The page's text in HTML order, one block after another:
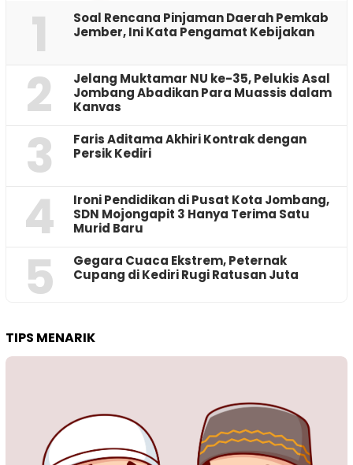
1
‎Soal Rencana Pinjaman Daerah Pemkab
Jember, Ini Kata Pengamat Kebijakan ‎
2
Jelang Muktamar NU ke-35, Pelukis Asal
Jombang Abadikan Para Muassis dalam
Kanvas
3
Faris Aditama Akhiri Kontrak dengan
Persik Kediri
4
Ironi Pendidikan di Pusat Kota Jombang,
SDN Mojongapit 3 Hanya Terima Satu
Murid Baru
5
‎Gegara Cuaca Ekstrem, Peternak
Cupang di Kediri Rugi Ratusan Juta
TIPS MENARIK